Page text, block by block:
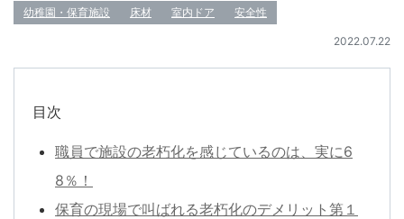
幼稚園・保育施設 床材 室内ドア 安全性
2022.07.22
目次
職員で施設の老朽化を感じているのは、実に6
8％！
保育の現場で叫ばれる老朽化のデメリット第１